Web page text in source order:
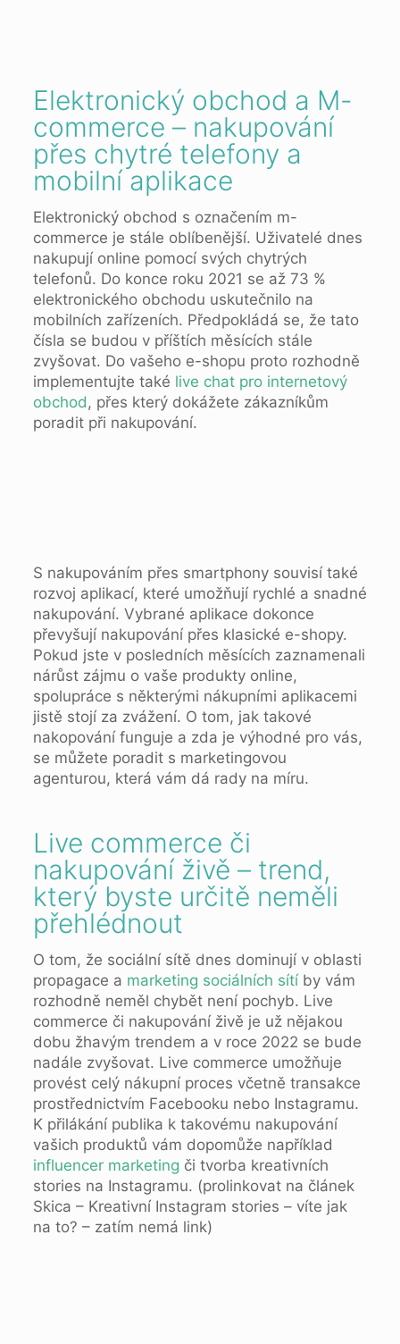
Elektronický obchod a M-
commerce – nakupování
přes chytré telefony a
mobilní aplikace
Elektronický obchod s označením m-
commerce je stále oblíbenější. Uživatelé dnes
nakupují online pomocí svých chytrých
telefonů. Do konce roku 2021 se až 73 %
elektronického obchodu uskutečnilo na
mobilních zařízeních. Předpokládá se, že tato
čísla se budou v příštích měsících stále
zvyšovat. Do vašeho e-shopu proto rozhodně
implementujte také live chat pro internetový
obchod, přes který dokážete zákazníkům
poradit při nakupování.
S nakupováním přes smartphony souvisí také
rozvoj aplikací, které umožňují rychlé a snadné
nakupování. Vybrané aplikace dokonce
převyšují nakupování přes klasické e-shopy.
Pokud jste v posledních měsících zaznamenali
nárůst zájmu o vaše produkty online,
spolupráce s některými nákupními aplikacemi
jistě stojí za zvážení. O tom, jak takové
nakopování funguje a zda je výhodné pro vás,
se můžete poradit s marketingovou
agenturou, která vám dá rady na míru.
Live commerce či
nakupování živě – trend,
který byste určitě neměli
přehlédnout
O tom, že sociální sítě dnes dominují v oblasti
propagace a marketing sociálních sítí by vám
rozhodně neměl chybět není pochyb. Live
commerce či nakupování živě je už nějakou
dobu žhavým trendem a v roce 2022 se bude
nadále zvyšovat. Live commerce umožňuje
provést celý nákupní proces včetně transakce
prostřednictvím Facebooku nebo Instagramu.
K přilákání publika k takovému nakupování
vašich produktů vám dopomůže například
influencer marketing či tvorba kreativních
stories na Instagramu. (prolinkovat na článek
Skica – Kreativní Instagram stories – víte jak
na to? – zatím nemá link)